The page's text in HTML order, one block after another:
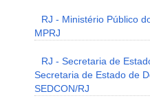
RJ - Ministério Público
MPRJ
RJ - Secretaria de
Secretaria de Estado de
SEDCON/RJ